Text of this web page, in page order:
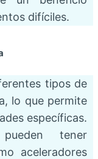
difíciles.
tipos de
lo que permite
específicas.
tener
aceleradores